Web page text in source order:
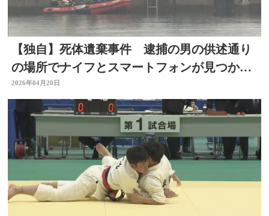
【独自】死体遺棄事件 逮捕の男の供述通り
の場所でナイフとスマートフォンが見つか
る 大分
2026年04月20日